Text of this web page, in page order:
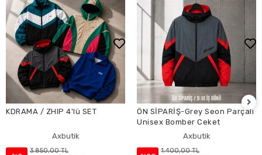
KDRAMA / ZHIP 4'lü SET
Axbutik
3.850,00 TL
ÖN SİPARİŞ-Grey Seon Parçalı
Unisex Bomber Ceket
Axbutik
1.400,00 TL